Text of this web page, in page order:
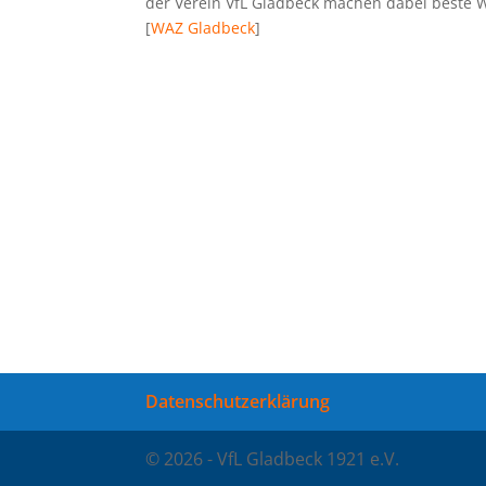
[WAZ Gladbeck]
Datenschutzerklärung
© 2026 - VfL Gladbeck 1921 e.V.